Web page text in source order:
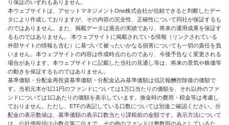
り保証のいずれもありません。
本ウェブサイトは、アセットマネジメントOne株式会社が信頼できると判断したデー
タにより作成しておりますが、その内容の完全性、正確性について同社が保証するも
のではありません。また、掲載データは過去の実績であり、将来の運用成果を保証す
るものではありません。 本ウェブサイトに掲載されている情報（リンクされている
外部サイトの情報も含む）に基づいて被ったいかなる損害についても一切の責任を負
いません。本ウェブサイトの内容は作成時点のものであり、今後予告なく変更される
場合があります。本ウェブサイトに記載した当社の見通し等は、将来の景気や株価等
の動きを保証するものではありません。
基準価額・分配金再投資基準価額・分配金込み基準価額は信託報酬控除後の価額で
す。当初元本が1口1円のファンドについては1万口当たりの価額を、それ以外のファ
ンドについては1口あたりの価額を表示しています。換金時の費用・税金等は考慮し
ておりません。ただし、ETFの表記している口数については別途ご確認ください。分
配金の表示数値は、基準価額の表示口数当たり課税前の金額です。表示方法について
は、公社債投信は小数点第二位まで、その他のファンドは整数部のみとしているた